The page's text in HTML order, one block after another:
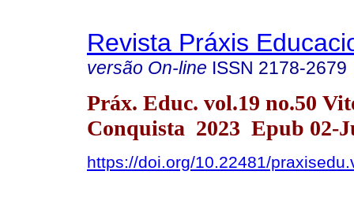
Revista Práxis
versão On-line ISSN 2178-2679
Práx. Educ. vol.19 no.50
Conquista 2023 Epub 02-
https://doi.org/10.22481/